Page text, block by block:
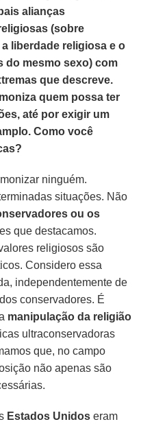
alianças
(sobre
liberdade religiosa e o
do mesmo sexo) com
que descreve.
quem possa ter
até por exigir um
Como você
ninguém.
situações. Não
ou os
que destacamos.
religiosos são
Considero essa
independentemente de
conservadores. É
manipulação da religião
ultraconservadoras
que, no campo
não apenas são
Estados Unidos eram